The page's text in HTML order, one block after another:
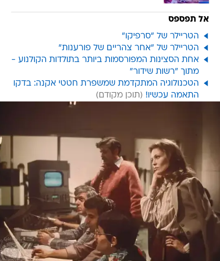
אל תפספס
הטריילר של "סרפיקו"
הטריילר של "אחר צהריים של פורענות"
אחת הסצינות המפורסמות ביותר בתולדות הקולנוע -
מתוך "רשות שידור"
הטכנולוגיה המתקדמת שמשפרת חטטי אקנה: בדקו
התאמה עכשיו!